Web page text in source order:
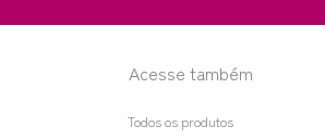
Acesse também
Todos os produtos